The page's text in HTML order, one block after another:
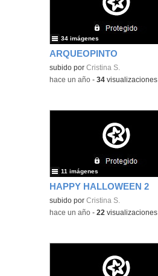
ARQUEOPINTO
Contenido educativo.
subido porCristina S.
34 imágenes
-hace un año -34 visualizaciones
HAPPY HALLOWEEN 2
Contenido educativo.
subido porCristina S.
11 imágenes
-hace un año -22 visualizaciones